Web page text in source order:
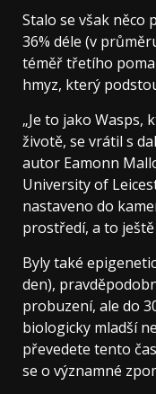
Stalo se však něco
36% déle (v
téměř třetího
hmyz, který
„Je to jako Wasps,
životě, se vrátil s
autor Eamonn
University of
nastaveno do
prostředí, a to
Byly také
den),
probuzení, ale do
biologicky mladší
převedete tento
se o významné